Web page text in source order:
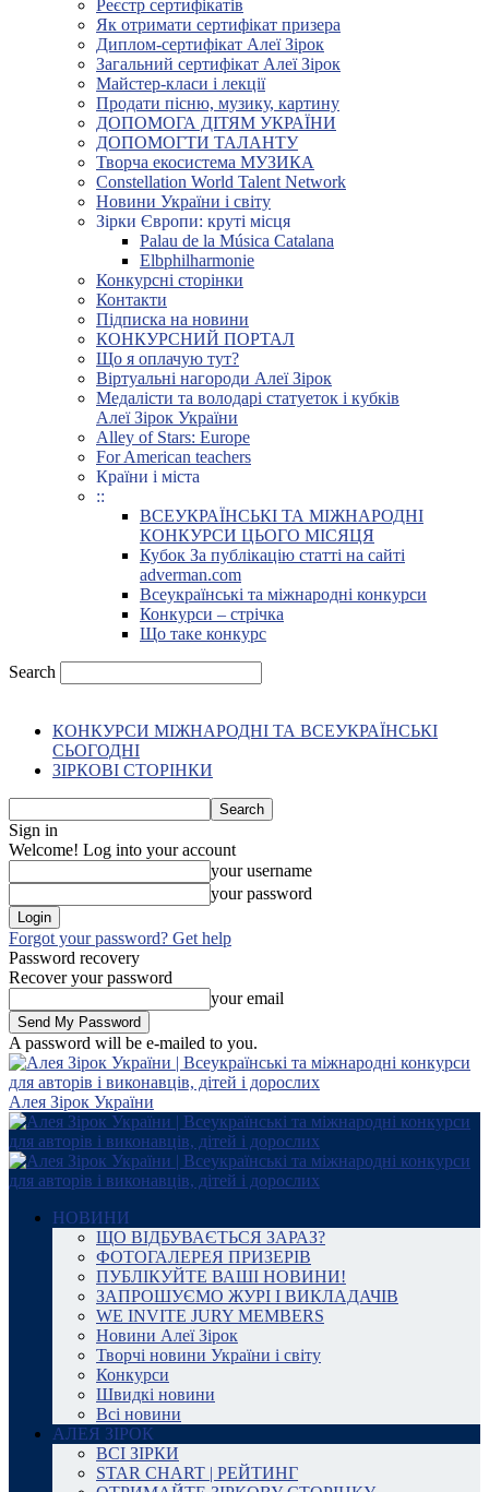
Реєстр сертифікатів
Як отримати сертифікат призера
Диплом-сертифікат Алеї Зірок
Загальний сертифікат Алеї Зірок
Майстер-класи і лекції
Продати пісню, музику, картину
ДОПОМОГА ДІТЯМ УКРАЇНИ
ДОПОМОГТИ ТАЛАНТУ
Творча екосистема МУЗИКА
Constellation World Talent Network
Новини України і світу
Зірки Європи: круті місця
Palau de la Música Catalana
Elbphilharmonie
Конкурсні сторінки
Контакти
Підписка на новини
КОНКУРСНИЙ ПОРТАЛ
Що я оплачую тут?
Віртуальні нагороди Алеї Зірок
Медалісти та володарі статуеток і кубків
Алеї Зірок України
Alley of Stars: Europe
For American teachers
Країни і міста
::
ВСЕУКРАЇНСЬКІ ТА МІЖНАРОДНІ
КОНКУРСИ ЦЬОГО МІСЯЦЯ
Кубок За публікацію статті на сайті
adverman.com
Всеукраїнські та міжнародні конкурси
Конкурси – стрічка
Що таке конкурс
Search
КОНКУРСИ МІЖНАРОДНІ ТА ВСЕУКРАЇНСЬКІ
СЬОГОДНІ
ЗІРКОВІ СТОРІНКИ
Sign in
Welcome! Log into your account
your username
your password
Forgot your password? Get help
Password recovery
Recover your password
your email
A password will be e-mailed to you.
Алея Зірок України
НОВИНИ
ЩО ВІДБУВАЄТЬСЯ ЗАРАЗ?
ФОТОГАЛЕРЕЯ ПРИЗЕРІВ
ПУБЛІКУЙТЕ ВАШІ НОВИНИ!
ЗАПРОШУЄМО ЖУРІ І ВИКЛАДАЧІВ
WE INVITE JURY MEMBERS
Новини Алеї Зірок
Творчі новини України і світу
Конкурси
Швидкі новини
Всі новини
АЛЕЯ ЗІРОК
ВСІ ЗІРКИ
STAR CHART | РЕЙТИНГ